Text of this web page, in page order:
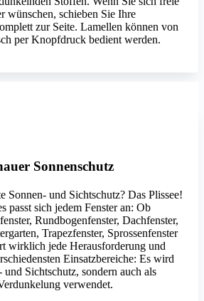
wünschen, schieben Sie Ihre
zur Seite. Lamellen können von
per Knopfdruck bedient werden.
Sonnenschutz
Sonnen- und Sichtschutz? Das Plissee!
passt sich jedem Fenster an: Ob
Rundbogenfenster, Dachfenster,
Trapezfenster, Sprossenfenster
wirklich jede Herausforderung und
Einsatzbereiche: Es wird
Sichtschutz, sondern auch als
verwendet.